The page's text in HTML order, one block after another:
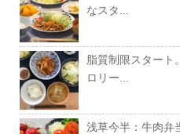
なスタ...
脂質制限スタート
ロリー...
浅草今半：牛肉弁